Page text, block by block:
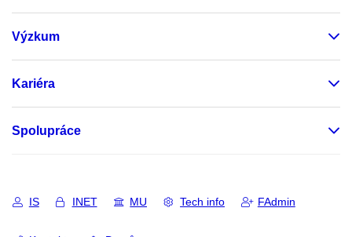
Výzkum
Kariéra
Spolupráce
IS INET MU Tech info FAdmin